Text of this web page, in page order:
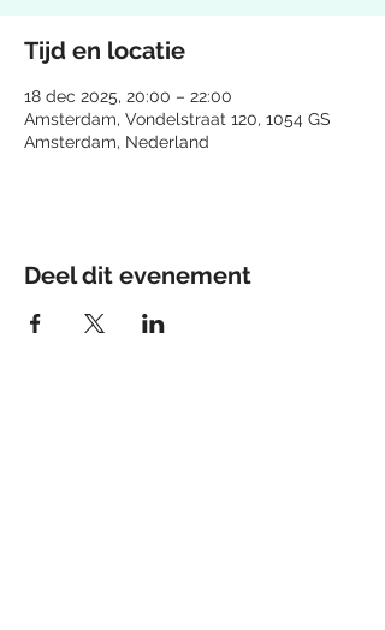
Tijd en locatie
18 dec 2025, 20:00 – 22:00
Amsterdam, Vondelstraat 120, 1054 GS
Amsterdam, Nederland
Deel dit evenement